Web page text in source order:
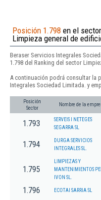
Posición 1.798 en el sector
Limpieza general de
Beraser Servicios Integrales
1.798 del Ranking del sector
A continuación podrá consultar la
Integrales Sociedad Limitada. y
Posición
Sector
Nombre de la
1.793
SERVEIS I NETEGES
SEGARRA SL
1.794
DURGA SERVICIOS
INTEGRALES SL.
1.795
LIMPIEZAS Y
MANTENIMIENTOS
IVON SL.
1.796 ECOTAI SARRIA SL